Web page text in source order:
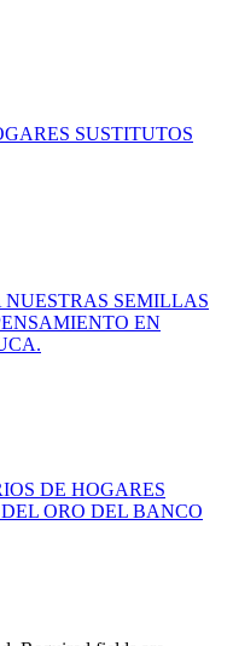
SUSTITUTOS
NUESTRAS SEMILLAS
EN
DE HOGARES
ORO DEL BANCO